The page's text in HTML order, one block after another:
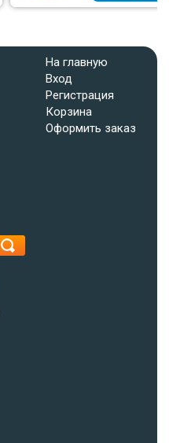
На главную
Вход
Регистрация
Корзина
Оформить заказ